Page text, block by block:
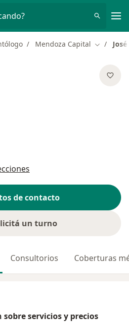
Mendoza Capital Cambiar
de contacto
un turno
Consultorios Coberturas
servicios y precios